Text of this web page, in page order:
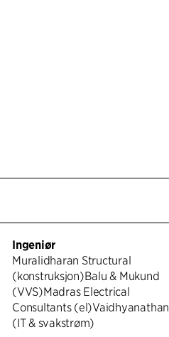
Ingeniør
Muralidharan Structural
(konstruksjon)Balu & Mukund
(VVS)Madras Electrical
Consultants (el)Vaidhyanathan
(IT & svakstrøm)